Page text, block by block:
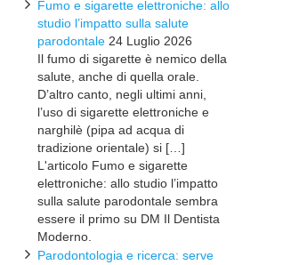
Fumo e sigarette elettroniche: allo
studio l’impatto sulla salute
parodontale 24 Luglio 2026
Il fumo di sigarette è nemico della
salute, anche di quella orale.
D’altro canto, negli ultimi anni,
l’uso di sigarette elettroniche e
narghilè (pipa ad acqua di
tradizione orientale) si […]
L'articolo Fumo e sigarette
elettroniche: allo studio l’impatto
sulla salute parodontale sembra
essere il primo su DM Il Dentista
Moderno.
Parodontologia e ricerca: serve